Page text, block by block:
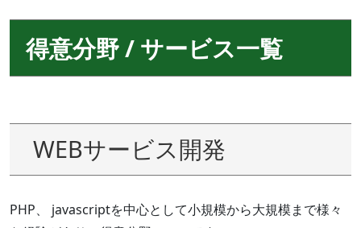
得意分野 / サービス一覧
WEBサービス開発
PHP、 javascriptを中心として小規模から大規模まで様々